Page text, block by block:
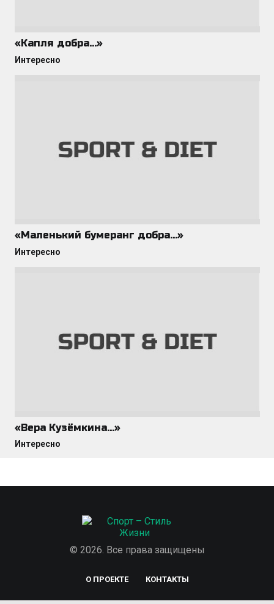
«Капля добра…»
Интересно
«Маленький бумеранг добра…»
Интересно
«Вера Кузёмкина…»
Интересно
© 2026. Все права защищены
О ПРОЕКТЕ КОНТАКТЫ